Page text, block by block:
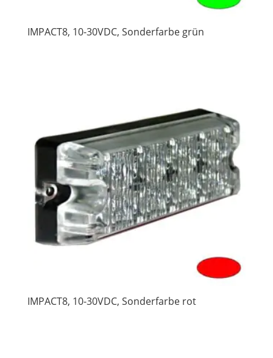
IMPACT8, 10-30VDC, Sonderfarbe grün
IMPACT8, 10-30VDC, Sonderfarbe rot